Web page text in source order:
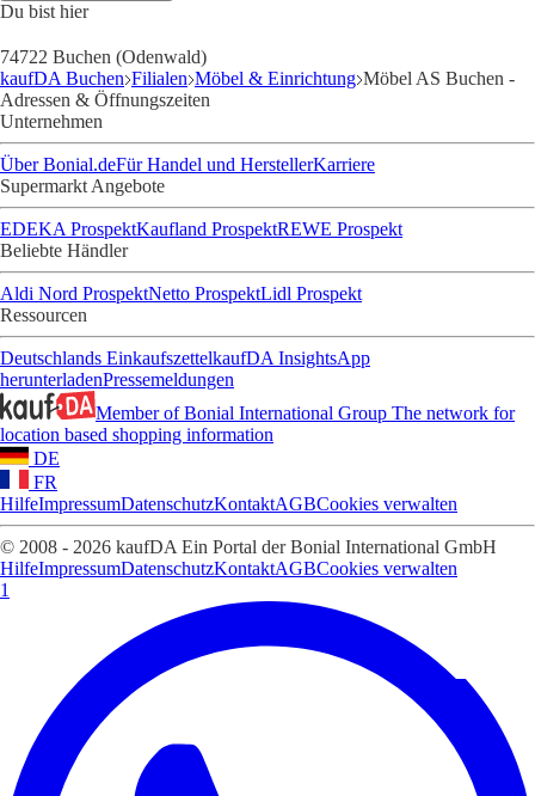
Du bist hier
74722 Buchen (Odenwald)
kaufDA Buchen Filialen Möbel & Einrichtung Möbel AS Buchen -
Adressen & Öffnungszeiten
Unternehmen
Über Bonial.deFür Handel und HerstellerKarriere
Supermarkt Angebote
EDEKA ProspektKaufland ProspektREWE Prospekt
Beliebte Händler
Aldi Nord ProspektNetto ProspektLidl Prospekt
Ressourcen
Deutschlands EinkaufszettelkaufDA InsightsApp
herunterladenPressemeldungen
Member of Bonial International Group The network for
location based shopping information
DE
FR
HilfeImpressumDatenschutzKontaktAGBCookies verwalten
© 2008 - 2026 kaufDA Ein Portal der Bonial International GmbH
HilfeImpressumDatenschutzKontaktAGBCookies verwalten
1